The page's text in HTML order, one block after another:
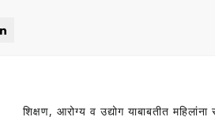
शिक्षण, आरोग्य व उद्योग याबाबतीत महिलांना